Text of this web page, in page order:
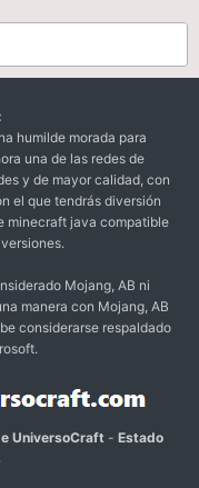
humilde morada para
una de las redes de
y de mayor calidad, con
el que tendrás diversión
minecraft java compatible
Mojang, AB ni
manera con Mojang, AB
considerarse respaldado
UniversoCraft - Estado